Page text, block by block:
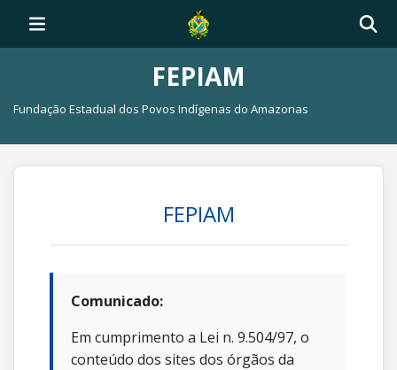
FEPIAM
Fundação Estadual dos Povos Indígenas do Amazonas
FEPIAM
Comunicado:
Em cumprimento a Lei n. 9.504/97, o
conteúdo dos sites dos órgãos da